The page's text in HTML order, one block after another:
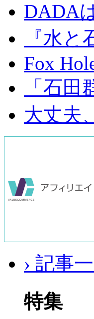
DADA
『水と
Fox
「石
大丈夫
› 記事
特集